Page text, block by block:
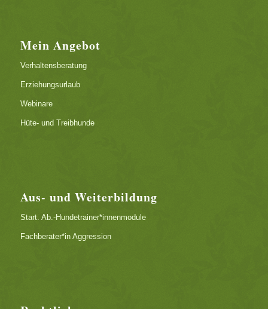
Mein Angebot
Verhaltensberatung
Erziehungsurlaub
Webinare
Hüte- und Treibhunde
Aus- und Weiterbildung
Start. Ab.-Hundetrainer*innenmodule
Fachberater*in Aggression